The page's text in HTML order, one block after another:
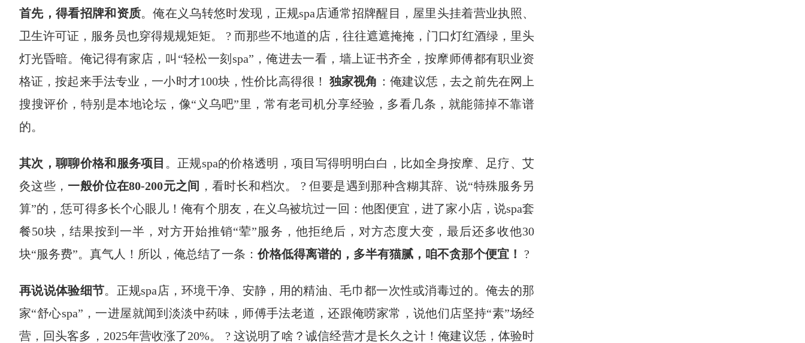
首先，得看招牌和资质。俺在义乌转悠时发现，正规spa店通常招牌醒目，屋里头挂着营业执照、
卫生许可证，服务员也穿得规规矩矩。 ? 而那些不地道的店，往往遮遮掩掩，门口灯红酒绿，里头
灯光昏暗。俺记得有家店，叫“轻松一刻spa”，俺进去一看，墙上证书齐全，按摩师傅都有职业资
格证，按起来手法专业，一小时才100块，性价比高得很！独家视角 ：俺建议恁，去之前先在网上
搜搜评价，特别是本地论坛，像“义乌吧”里，常有老司机分享经验，多看几条，就能筛掉不靠谱
的。
其次，聊聊价格和服务项目 。正规spa的价格透明，项目写得明明白白，比如全身按摩、足疗、艾
灸这些， 一般价位在80-200元之间 ，看时长和档次。 ? 但要是遇到那种含糊其辞、说“特殊服务另
算”的，恁可得多长个心眼儿！俺有个朋友，在义乌被坑过一回：他图便宜，进了家小店，说spa套
餐50块，结果按到一半，对方开始推销“荤”服务，他拒绝后，对方态度大变，最后还多收他30
块“服务费”。真气人！所以，俺总结了一条：价格低得离谱的，多半有猫腻，咱不贪那个便宜！ ​ ?
再说说体验细节。正规spa店，环境干净、安静，用的精油、毛巾都一次性或消毒过的。俺去的那
家“舒心spa”，一进屋就闻到淡淡中药味，师傅手法老道，还跟俺唠家常，说他们店坚持“素”场经
营，回头客多，2025年营收涨了20%。 ? 这说明了啥？诚信经营才是长久之计！俺建议恁，体验时